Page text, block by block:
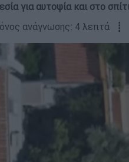
για αυτοψία και στο
ανάγνωσης: 4 λεπτά